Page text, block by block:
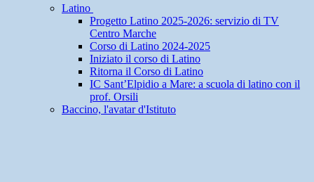
Latino
Progetto Latino 2025-2026: servizio di TV
Centro Marche
Corso di Latino 2024-2025
Iniziato il corso di Latino
Ritorna il Corso di Latino
IC Sant’Elpidio a Mare: a scuola di latino con il
prof. Orsili
Baccino, l'avatar d'Istituto